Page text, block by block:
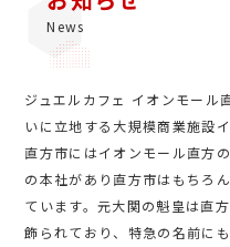
News
ジュエルカフェ イオンモール
いに立地する大規模商業施設
直方市にはイオンモール直方
の本社があり直方市はもちろ
ています。元大関の魁皇は直
飾られており、特急の名前に